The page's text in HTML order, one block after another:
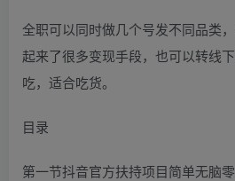
全职可以同时做几个号发不同品类
起来了很多变现手段，也可以转线
吃，适合吃货。
目录
第一节抖音官方扶持项目简单无脑